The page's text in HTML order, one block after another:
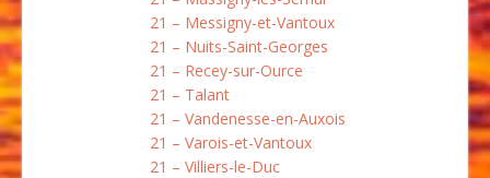
21 – Messigny-et-Vantoux
21 – Nuits-Saint-Georges
21 – Recey-sur-Ource
21 – Talant
21 – Vandenesse-en-Auxois
21 – Varois-et-Vantoux
21 – Villiers-le-Duc